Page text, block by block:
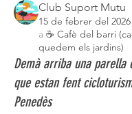
Club Suport Mutu
15 de febrer del 2026
a ☕ Cafè del barri
quedem els jardins)
Demà arriba una parella
que estan fent
Penedès